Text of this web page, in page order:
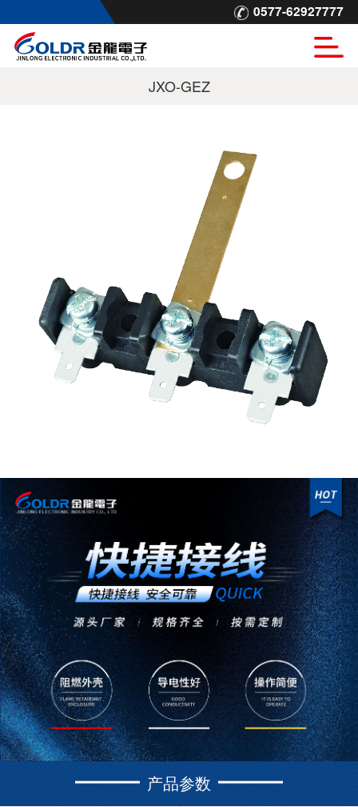
0577-62927777
JXO-GEZ
产品参数